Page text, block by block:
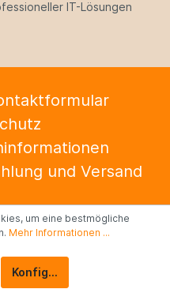
IT-Lösungen
und Versand
um eine bestmögliche
Mehr Informationen ...
Konfigurieren